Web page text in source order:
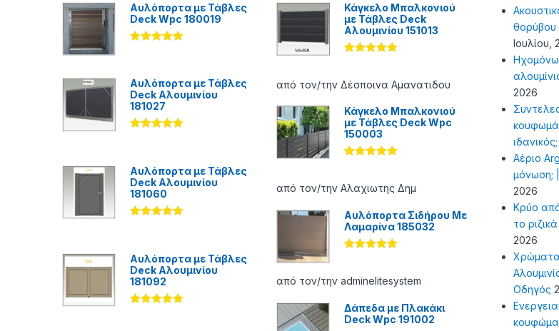
Αυλόπορτα με Τάβλες
Deck Wpc 180019
Αυλόπορτα με Τάβλες
Deck Αλουμινίου
181027
Αυλόπορτα με Τάβλες
Deck Αλουμινίου
181060
Αυλόπορτα με Τάβλες
Deck Αλουμινίου
181092
Κάγκελο Μπαλκονιού
με Τάβλες Deck
Αλουμινίου 151013
από 5
από τον/την Δέσποινα Αμανατιδου
Κάγκελο Μπαλκονιού
με Τάβλες Deck Wpc
150003
από 5
από τον/την Αλαχιωτης Δημ
Αυλόπορτα Σιδήρου Με
Λαμαρίνα 185032
από 5
από τον/την adminelitesystem
Δάπεδα με Πλακάκι
Deck Wpc 191002
θορύβου
Ιουλίου,
2026
ιδανικός;
Αέριο
μόνωση;
2026
Κρύο
το
2026
Οδηγός